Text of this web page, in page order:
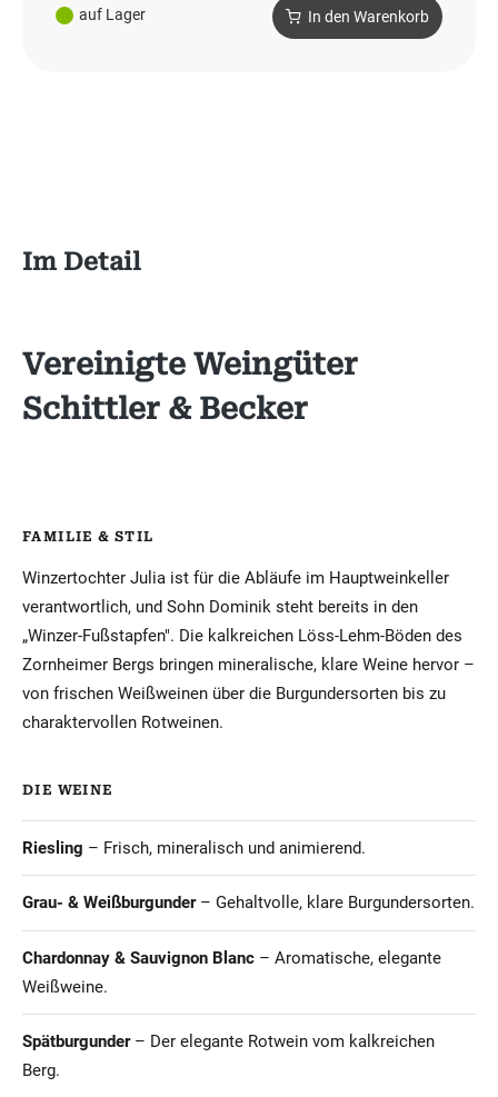
auf Lager In den Warenkorb
Im Detail
Vereinigte Weingüter
Schittler & Becker
FAMILIE & STIL
Winzertochter Julia ist für die Abläufe im Hauptweinkeller
verantwortlich, und Sohn Dominik steht bereits in den
„Winzer-Fußstapfen". Die kalkreichen Löss-Lehm-Böden des
Zornheimer Bergs bringen mineralische, klare Weine hervor –
von frischen Weißweinen über die Burgundersorten bis zu
charaktervollen Rotweinen.
DIE WEINE
Riesling – Frisch, mineralisch und animierend.
Grau- & Weißburgunder– Gehaltvolle, klare Burgundersorten.
Chardonnay & Sauvignon Blanc – Aromatische, elegante
Weißweine.
Spätburgunder– Der elegante Rotwein vom kalkreichen
Berg.